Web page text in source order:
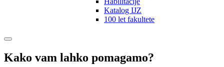
Katalog IJZ
100 let fakultete
Kako vam lahko pomagamo?